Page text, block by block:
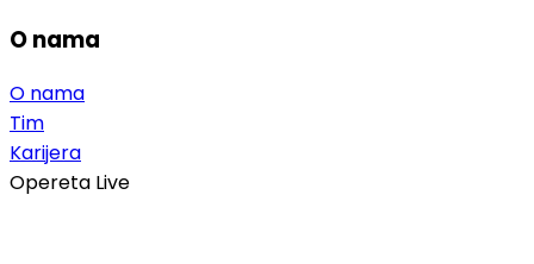
O nama
O nama
Tim
Karijera
Opereta Live